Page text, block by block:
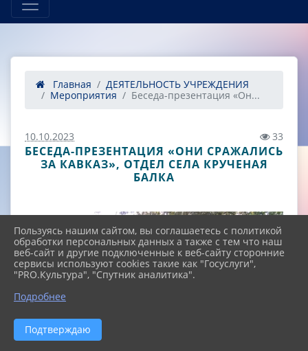
Главная
ДЕЯТЕЛЬНОСТЬ УЧРЕЖДЕНИЯ
Мероприятия
Беседа-презентация «Он...
10.10.2023 33
БЕСЕДА-ПРЕЗЕНТАЦИЯ «ОНИ СРАЖАЛИСЬ
ЗА КАВКАЗ», ОТДЕЛ СЕЛА КРУЧЕНАЯ
БАЛКА
Пользуясь нашим сайтом, вы соглашаетесь с политикой
обработки персональных данных а также с тем что наш
веб-сайт и другие подключенные к веб-сайту сторонние
сервисы используют cookies такие как "Госуслуги",
"PRO.Культура", "Спутник аналитика".
Подробнее
Подтверждаю